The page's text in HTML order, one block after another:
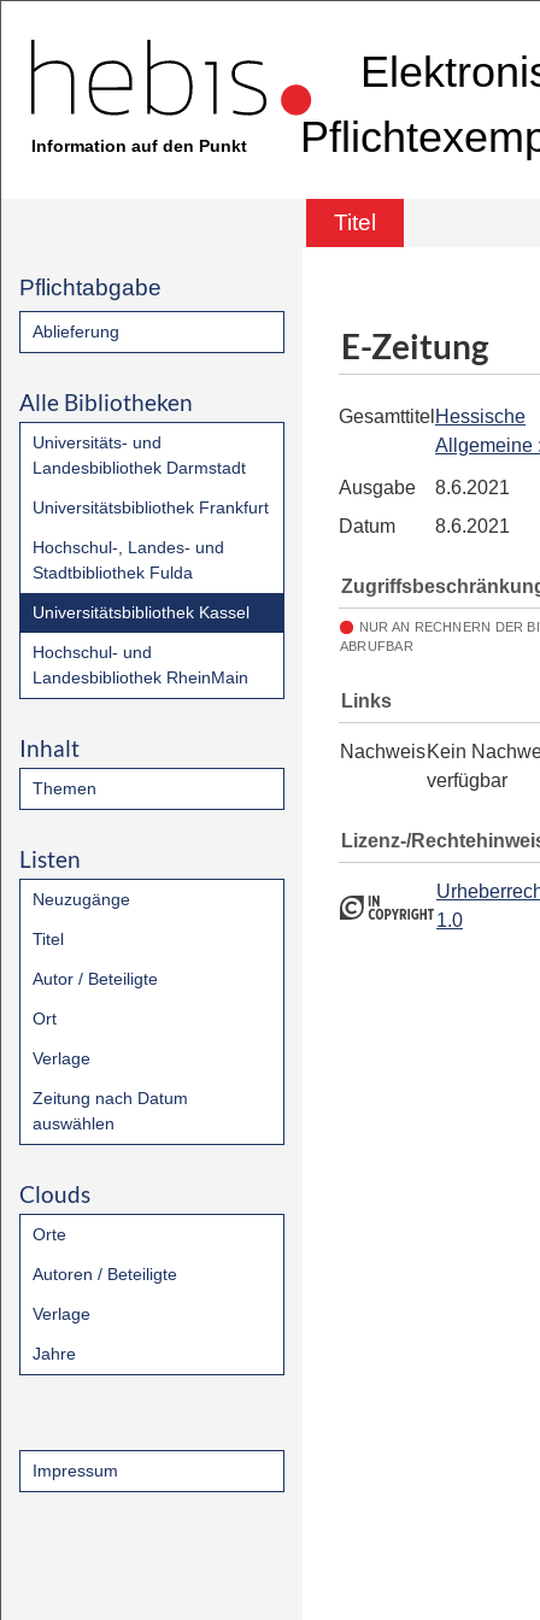
Information auf den Punkt
Titel
Pflichtabgabe
Ablieferung
Alle Bibliotheken
Universitäts- und
Landesbibliothek Darmstadt
Universitätsbibliothek Frankfurt
Hochschul-, Landes- und
Stadtbibliothek Fulda
Universitätsbibliothek Kassel
Hochschul- und
Landesbibliothek RheinMain
Inhalt
Themen
Listen
Neuzugänge
Titel
Autor / Beteiligte
Ort
Verlage
Zeitung nach Datum
auswählen
Clouds
Orte
Autoren / Beteiligte
Verlage
Jahre
Impressum
E-Zeitung
Gesamttitel Hessische
Allgemeine
Ausgabe
8.6.2021
Datum
8.6.2021
NUR AN RECHNERN DER
ABRUFBAR
Links
NachweisKein
verfügbar
Lizenz-/
1.0